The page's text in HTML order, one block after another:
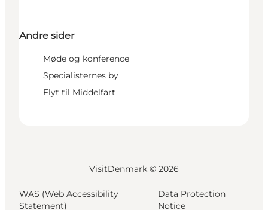
Andre sider
Møde og konference
Specialisternes by
Flyt til Middelfart
VisitDenmark © 2026
WAS (Web Accessibility
Statement)
Data Protection
Notice